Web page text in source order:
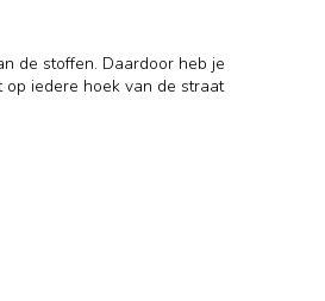
de stoffen. Daardoor heb je
iedere hoek van de straat